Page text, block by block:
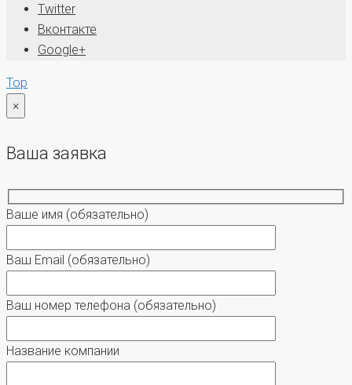
Twitter
Вконтакте
Google+
Top
×
Ваша заявка
Ваше имя (обязательно)
Ваш Email (обязательно)
Ваш номер телефона (обязательно)
Название компании